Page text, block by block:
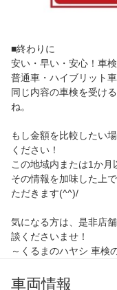
■終わりに
安い・早い・安心！車
普通車・ハイブリット
同じ内容の車検を受け
ね。
もし金額を比較したい
ください！
この地域内または1か月
その情報を加味した上
ただきます(^^)/
気になる方は、是非店
談くださいませ！
～くるまのハヤシ 車検
車両情報